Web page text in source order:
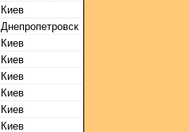
Киев
Днепропетровск
Киев
Киев
Киев
Киев
Киев
Киев